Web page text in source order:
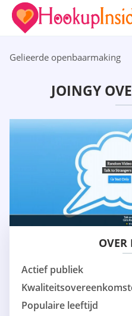
Gelieerde openbaarmaking
JOINGY
OVER
Actief publiek
Populaire leeftijd